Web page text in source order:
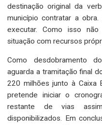
destinação original da
município contratar a
executar. Como isso
situação com recursos
Como desdobramento
aguarda a tramitação final
220 milhões junto à Caixa
pretende iniciar o
restante de vias
disponibilizados. Em